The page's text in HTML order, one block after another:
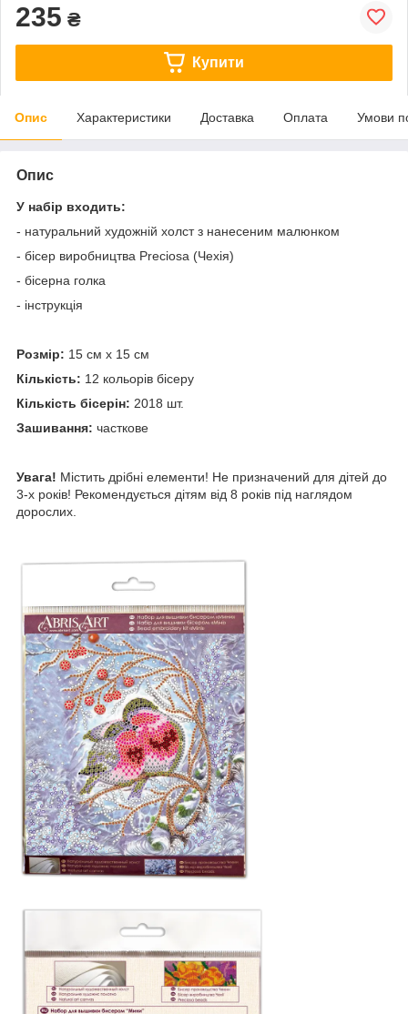
235 ₴
Купити
Опис Характеристики Доставка Оплата Умови
Опис
У набір входить:
- натуральний художній холст з нанесеним малюнком
- бісер виробництва Preciosa (Чехія)
- бісерна голка
- інструкція
Розмір: 15 см х 15 см
Кількість: 12 кольорів бісеру
Кількість бісерін: 2018 шт.
Зашивання: часткове
Увага! Містить дрібні елементи! Не призначений для дітей до
3-х років! Рекомендується дітям від 8 років під наглядом
дорослих.